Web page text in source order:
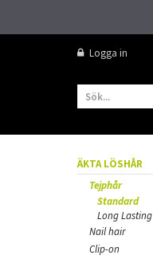
Logga in
ÄKTA LÖSHÅR
Tejphår
Standard
Long Lasting
Nail hair
Clip-on